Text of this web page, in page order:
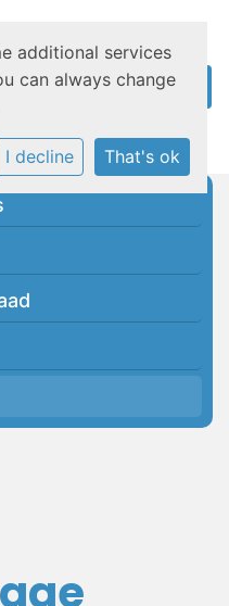
additional services
can always change
I decline That's ok